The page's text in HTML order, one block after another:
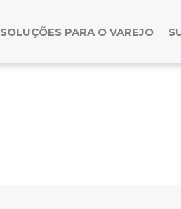
SOLUÇÕES PARA O VAREJO